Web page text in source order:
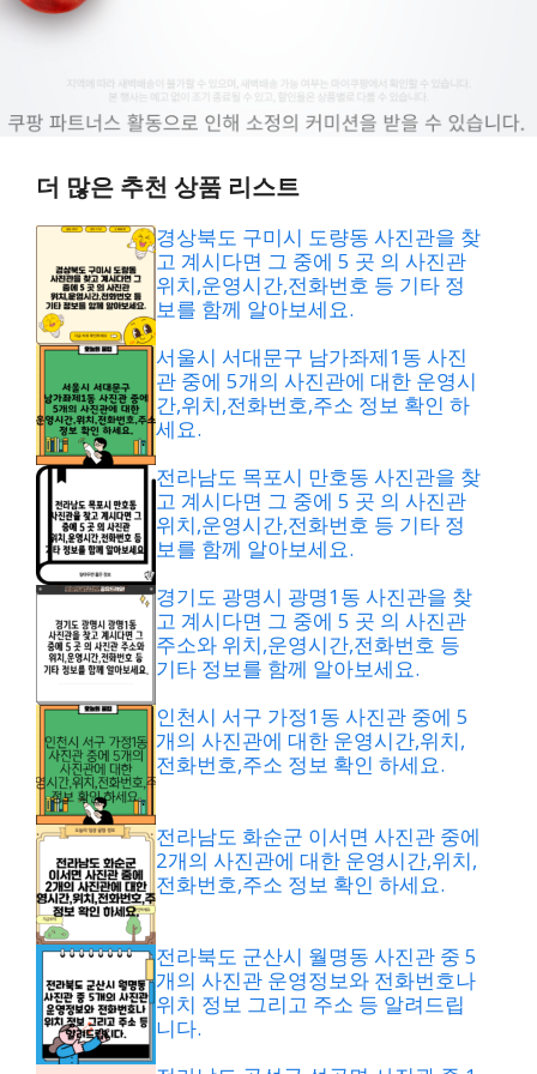
더 많은 추천 상품 리스트
경상북도 구미시 도량동 사진관을 찾
고 계시다면 그 중에 5 곳 의 사진관
위치,운영시간,전화번호 등 기타 정
보를 함께 알아보세요.
서울시 서대문구 남가좌제1동 사진
관 중에 5개의 사진관에 대한 운영시
간,위치,전화번호,주소 정보 확인 하
세요.
전라남도 목포시 만호동 사진관을 찾
고 계시다면 그 중에 5 곳 의 사진관
위치,운영시간,전화번호 등 기타 정
보를 함께 알아보세요.
경기도 광명시 광명1동 사진관을 찾
고 계시다면 그 중에 5 곳 의 사진관
주소와 위치,운영시간,전화번호 등
기타 정보를 함께 알아보세요.
인천시 서구 가정1동 사진관 중에 5
개의 사진관에 대한 운영시간,위치,
전화번호,주소 정보 확인 하세요.
전라남도 화순군 이서면 사진관 중에
2개의 사진관에 대한 운영시간,위치,
전화번호,주소 정보 확인 하세요.
전라북도 군산시 월명동 사진관 중 5
개의 사진관 운영정보와 전화번호나
위치 정보 그리고 주소 등 알려드립
니다.